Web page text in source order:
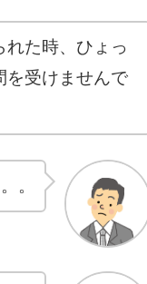
れた時、ひょっ
を受けませんで
。